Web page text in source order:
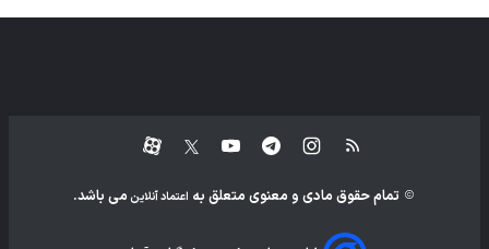
تمام حقوق مادی و معنوی متعلق به اعتماد آنلاین می باشد.